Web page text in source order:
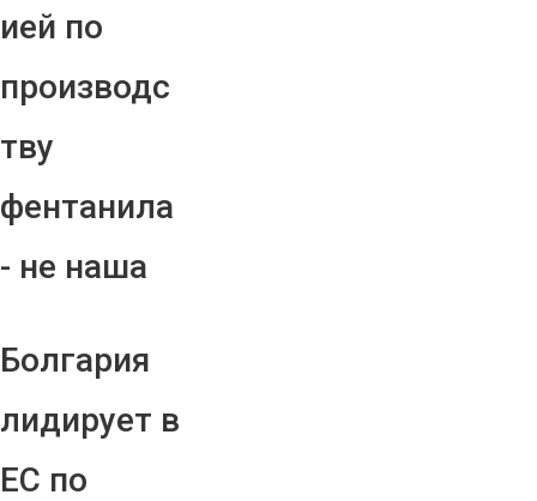
ией по
производс
тву
фентанила
- не наша
Болгария
лидирует в
ЕС по